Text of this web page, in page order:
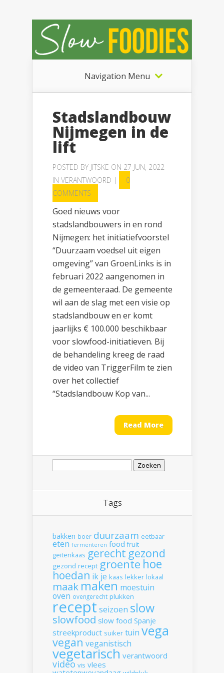
Navigation Menu
Stadslandbouw
Nijmegen in de
lift
POSTED BY JITSKE ON 27 JUN, 2022
IN VERANTWOORD |
0
COMMENTS
Goed nieuws voor
stadslandbouwers in en rond
Nijmegen: het initiatiefvoorstel
“Duurzaam voedsel uit eigen
omgeving” van GroenLinks is in
februari 2022 aangenomen in
de gemeenteraad. De gemeente
wil aan de slag met een visie op
stadslandbouw en er komt
jaarlijks € 100.000 beschikbaar
voor slowfood-initiatieven. Bij
de behandeling kreeg de raad
de video van TriggerFilm te zien
over het collectief
“Stadslandbouw Kop van...
Read More
Zoeken
Tags
bakken boer duurzaam eetbaar
eten fermenteren food fruit
geitenkaas gerecht gezond
gezond recept groente hoe
hoedan ik je kaas lekker lokaal
maak maken moestuin
oven ovengerecht plukken
recept seizoen slow
slowfood slow food Spanje
streekproduct suiker tuin vega
vegan veganistisch
vegetarisch verantwoord
video vis vlees